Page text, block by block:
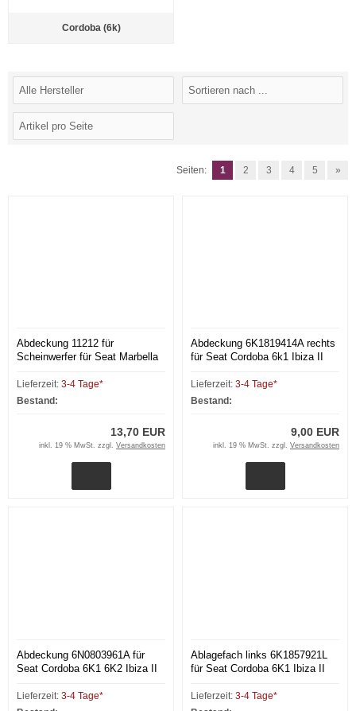
Cordoba (6k)
Seiten: 1 2 3 4 5 »
Abdeckung 11212 für
Scheinwerfer für Seat Marbella
Lieferzeit: 3-4 Tage*
Bestand:
13,70 EUR
inkl. 19 % MwSt. zzgl. Versandkosten
Abdeckung 6K1819414A rechts
für Seat Cordoba 6k1 Ibiza II
Lieferzeit: 3-4 Tage*
Bestand:
9,00 EUR
inkl. 19 % MwSt. zzgl. Versandkosten
Abdeckung 6N0803961A für
Seat Cordoba 6K1 6K2 Ibiza II
Lieferzeit: 3-4 Tage*
Ablagefach links 6K1857921L
für Seat Cordoba 6K1 Ibiza II
Lieferzeit: 3-4 Tage*